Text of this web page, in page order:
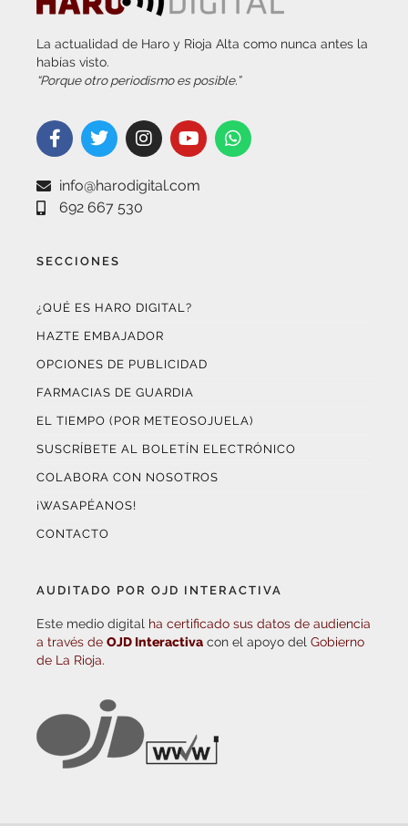
La actualidad de Haro y Rioja Alta como nunca antes la
habías visto.
“Porque otro periodismo es posible.”
info@harodigital.com
692 667 530
SECCIONES
¿QUÉ ES HARO DIGITAL?
HAZTE EMBAJADOR
OPCIONES DE PUBLICIDAD
FARMACIAS DE GUARDIA
EL TIEMPO (POR METEOSOJUELA)
SUSCRÍBETE AL BOLETÍN ELECTRÓNICO
COLABORA CON NOSOTROS
¡WASAPÉANOS!
CONTACTO
AUDITADO POR OJD INTERACTIVA
Este medio digital ha certificado sus datos de audiencia
a través de OJD Interactiva con el apoyo del Gobierno
de La Rioja.